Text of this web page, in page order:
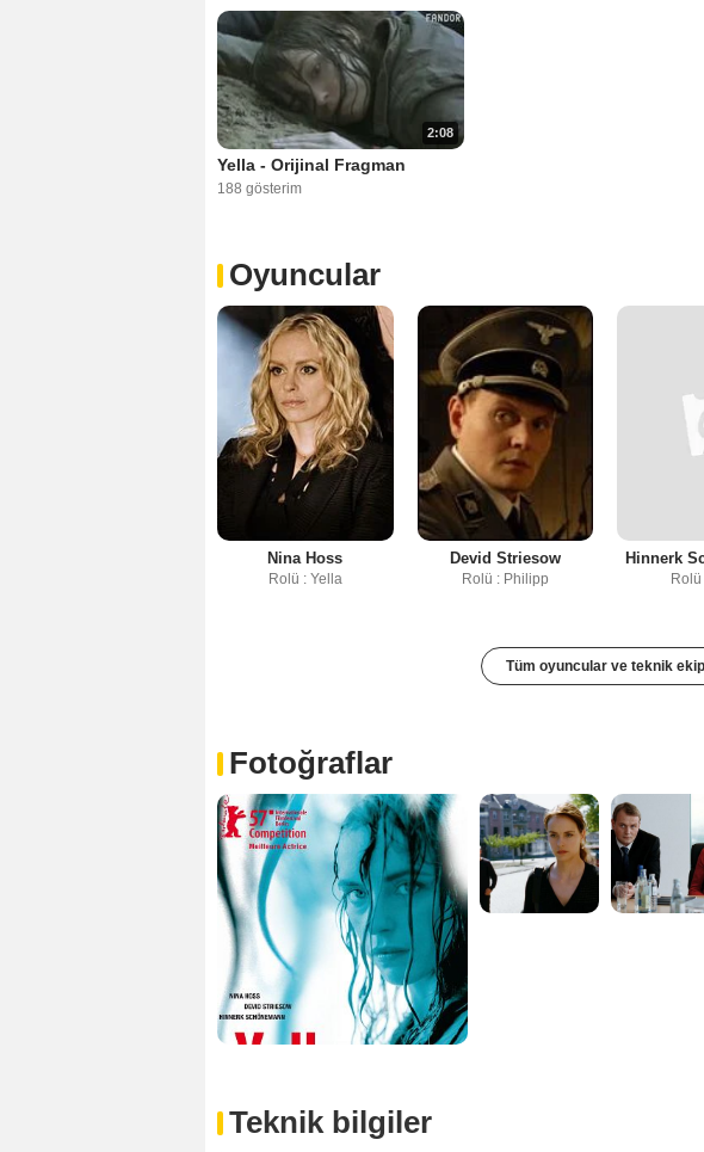
2:08
Yella - Orijinal Fragman
188 gösterim
Oyuncular
Nina Hoss
Rolü : Yella
Devid Striesow
Rolü : Philipp
Hinnerk
Tüm oyuncular ve teknik ekip
Fotoğraflar
Teknik bilgiler